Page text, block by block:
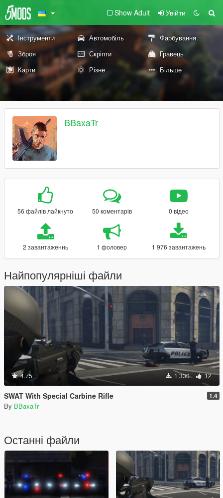
Show Adult Увійти
Інструменти Автомобіль
Фарбування
Зброя
Скріпти
Гравець
Карти
Різне Більше
BBaxaTr
56 файлів лайкнуто 50 коментарів 0 відео
2 завантаженнь 1 фоловер 1 976 завантажень
Найпопулярніші файли
4.75 1 330 12
SWAT With Special Carbine Rifle 1.4
By BBaxaTr
Останні файли